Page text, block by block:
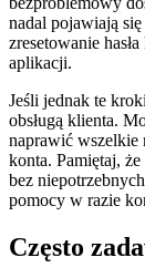
nadal pojawiają
zresetowanie
aplikacji.
Jeśli jednak te
obsługą klienta.
naprawić wszelkie
konta. Pamiętaj,
bez
pomocy w razie
Często